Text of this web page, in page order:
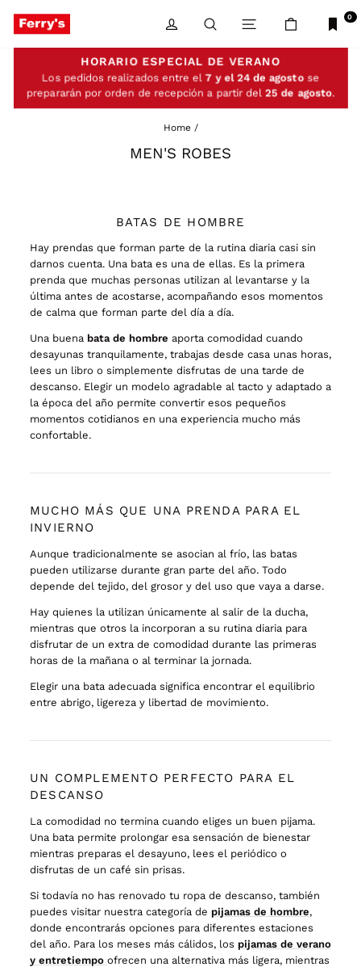
content
LOG IN SEARCHSITE CART 0
HORARIO ESPECIAL DE VERANO
Los pedidos realizados entre el7 y el 24 de agostose
prepararán por orden de recepción a partir del25 de agosto.
Home /
MEN'S ROBES
BATAS DE HOMBRE
Hay prendas que forman parte de la rutina diaria casi sin
darnos cuenta. Una bata es una de ellas. Es la primera
prenda que muchas personas utilizan al levantarse y la
última antes de acostarse, acompañando esos momentos
de calma que forman parte del día a día.
Una buena bata de hombre aporta comodidad cuando
desayunas tranquilamente, trabajas desde casa unas horas,
lees un libro o simplemente disfrutas de una tarde de
descanso. Elegir un modelo agradable al tacto y adaptado a
la época del año permite convertir esos pequeños
momentos cotidianos en una experiencia mucho más
confortable.
MUCHO MÁS QUE UNA PRENDA PARA EL
INVIERNO
Aunque tradicionalmente se asocian al frío, las batas
pueden utilizarse durante gran parte del año. Todo
depende del tejido, del grosor y del uso que vaya a darse.
Hay quienes la utilizan únicamente al salir de la ducha,
mientras que otros la incorporan a su rutina diaria para
disfrutar de un extra de comodidad durante las primeras
horas de la mañana o al terminar la jornada.
Elegir una bata adecuada significa encontrar el equilibrio
entre abrigo, ligereza y libertad de movimiento.
UN COMPLEMENTO PERFECTO PARA EL
DESCANSO
La comodidad no termina cuando eliges un buen pijama.
Una bata permite prolongar esa sensación de bienestar
mientras preparas el desayuno, lees el periódico o
disfrutas de un café sin prisas.
Si todavía no has renovado tu ropa de descanso, también
puedes visitar nuestra categoría de pijamas de hombre,
donde encontrarás opciones para diferentes estaciones
del año. Para los meses más cálidos, los pijamas de verano
y entretiempo ofrecen una alternativa más ligera, mientras